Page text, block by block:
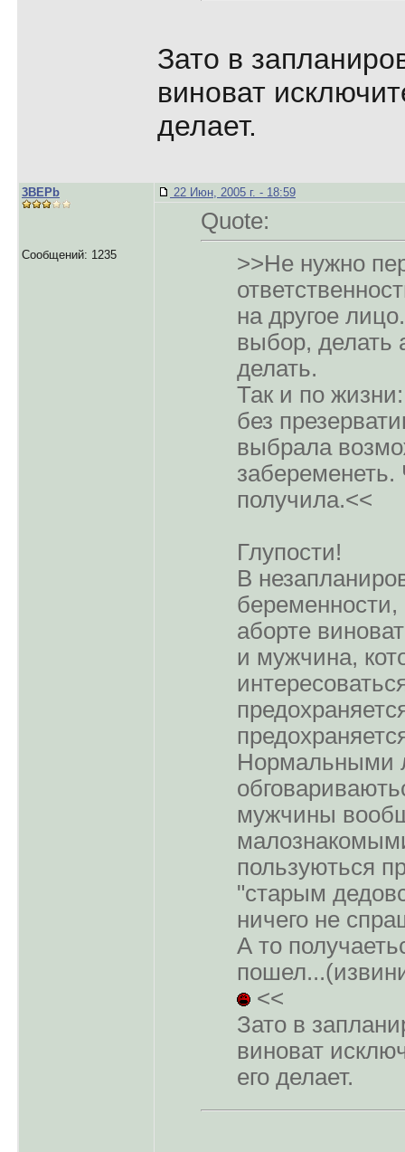
Зато в
виноват
делает.
3BEPb
Сообщений: 1235
22 Июн, 2005 г. - 18:59
Quote:
>>Не нужно
на другое
выбор, делать
делать.
Так и по
без
выбрала
забеременеть.
получила.<<
Глупости!
В
аборте
и мужчина,
Нормальными
мужчины
пользуються
"старым
ничего не
А то
<<
Зато в
виноват
его делает.